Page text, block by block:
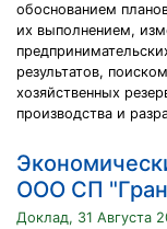
обоснованием
их выполнением,
результатов,
хозяйственных
производства и
ООО СП
Доклад, 31 Августа